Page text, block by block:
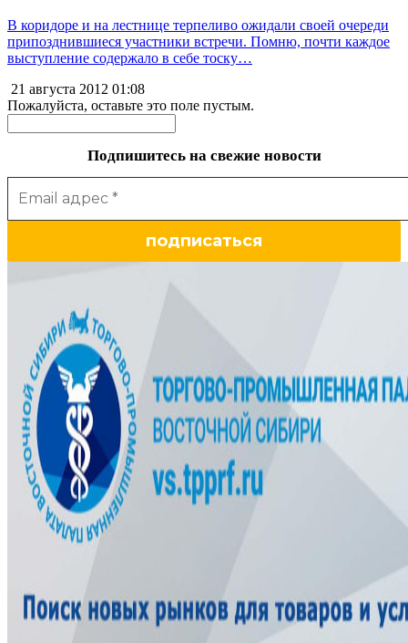
В коридоре и на лестнице терпеливо ожидали своей очереди
припозднившиеся участники встречи. Помню, почти каждое
выступление содержало в себе тоску…
21 августа 2012 01:08
Пожалуйста, оставьте это поле пустым.
Подпишитесь на свежие новости